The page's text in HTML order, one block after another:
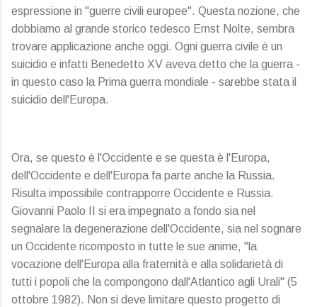
espressione in "guerre civili europee". Questa nozione, che
dobbiamo al grande storico tedesco Ernst Nolte, sembra
trovare applicazione anche oggi. Ogni guerra civile è un
suicidio e infatti Benedetto XV aveva detto che la guerra -
in questo caso la Prima guerra mondiale - sarebbe stata il
suicidio dell'Europa.
Ora, se questo è l'Occidente e se questa è l'Europa,
dell'Occidente e dell'Europa fa parte anche la Russia.
Risulta impossibile contrapporre Occidente e Russia.
Giovanni Paolo II si era impegnato a fondo sia nel
segnalare la degenerazione dell'Occidente, sia nel sognare
un Occidente ricomposto in tutte le sue anime, "la
vocazione dell'Europa alla fraternità e alla solidarietà di
tutti i popoli che la compongono dall'Atlantico agli Urali" (5
ottobre 1982). Non si deve limitare questo progetto di